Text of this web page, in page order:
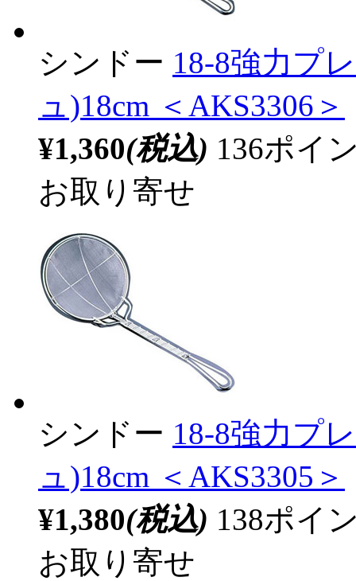
シンドー 18-8強力プ
ュ)18cm ＜AKS3306＞
¥1,360(税込) 136ポイ
お取り寄せ
シンドー 18-8強力プ
ュ)18cm ＜AKS3305＞
¥1,380(税込) 138ポイ
お取り寄せ